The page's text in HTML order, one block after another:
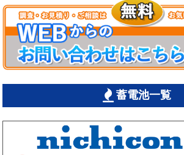
蓄電池一覧